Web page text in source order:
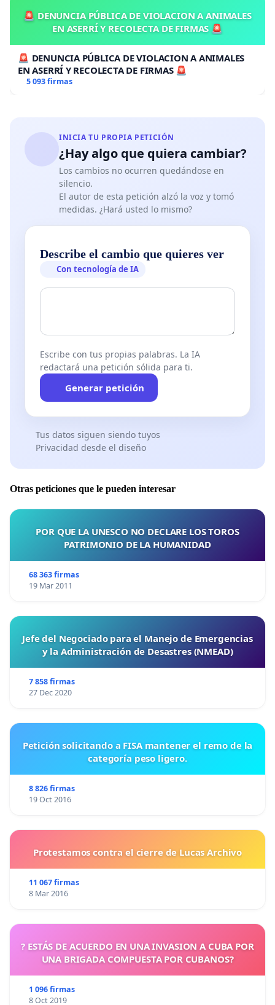
🚨 DENUNCIA PÚBLICA DE VIOLACION A ANIMALES
EN ASERRÍ Y RECOLECTA DE FIRMAS 🚨
🚨 DENUNCIA PÚBLICA DE VIOLACION A ANIMALES
EN ASERRÍ Y RECOLECTA DE FIRMAS 🚨
5 093 firmas
INICIA TU PROPIA PETICIÓN
¿Hay algo que quiera cambiar?
Los cambios no ocurren quedándose en
silencio.
El autor de esta petición alzó la voz y tomó
medidas. ¿Hará usted lo mismo?
Describe el cambio que quieres ver
Con tecnología de IA
Escribe con tus propias palabras. La IA
redactará una petición sólida para ti.
Generar petición
Tus datos siguen siendo tuyos
Privacidad desde el diseño
Otras peticiones que le pueden interesar
POR QUE LA UNESCO NO DECLARE LOS TOROS
PATRIMONIO DE LA HUMANIDAD
68 363 firmas
19 Mar 2011
Jefe del Negociado para el Manejo de Emergencias
y la Administración de Desastres (NMEAD)
7 858 firmas
27 Dec 2020
Petición solicitando a FISA mantener el remo de la
categoría peso ligero.
8 826 firmas
19 Oct 2016
Protestamos contra el cierre de Lucas Archivo
11 067 firmas
8 Mar 2016
? ESTÁS DE ACUERDO EN UNA INVASION A CUBA POR
UNA BRIGADA COMPUESTA POR CUBANOS?
1 096 firmas
8 Oct 2019